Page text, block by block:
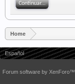
Continuar...
Home
Español
Forum software by XenForo™